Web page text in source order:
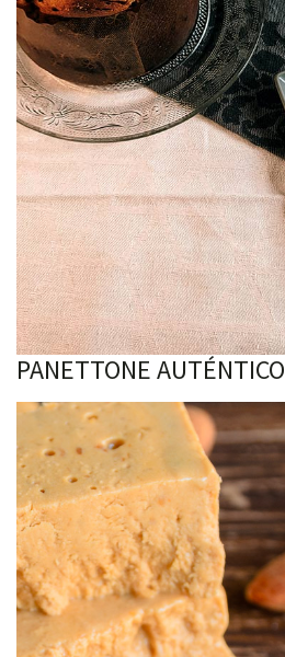
PANETTONE AUTÉNTICO